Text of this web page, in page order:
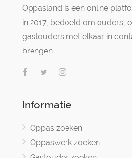
Oppasland is een online
in 2017, bedoeld om ouders,
gastouders met elkaar in
brengen.
Informatie
Oppas zoeken
Oppaswerk zoeken